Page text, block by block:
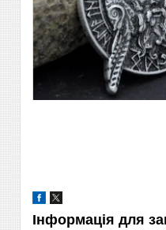
Інформація для